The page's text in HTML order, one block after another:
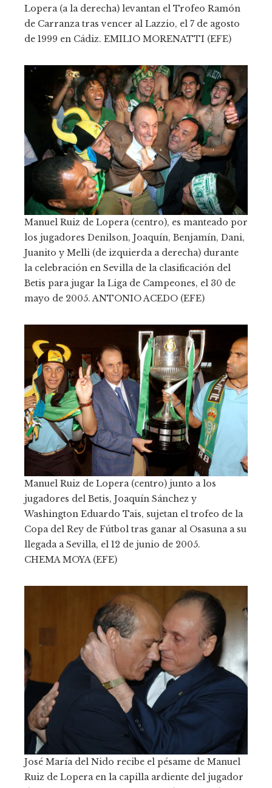
Lopera (a la derecha) levantan el Trofeo Ramón
de Carranza tras vencer al Lazzio, el 7 de agosto
de 1999 en Cádiz. EMILIO MORENATTI (EFE)
Manuel Ruiz de Lopera (centro), es manteado por
los jugadores Denilson, Joaquín, Benjamín, Dani,
Juanito y Melli (de izquierda a derecha) durante
la celebración en Sevilla de la clasificación del
Betis para jugar la Liga de Campeones, el 30 de
mayo de 2005. ANTONIO ACEDO (EFE)
Manuel Ruiz de Lopera (centro) junto a los
jugadores del Betis, Joaquín Sánchez y
Washington Eduardo Tais, sujetan el trofeo de la
Copa del Rey de Fútbol tras ganar al Osasuna a su
llegada a Sevilla, el 12 de junio de 2005.
CHEMA MOYA (EFE)
José María del Nido recibe el pésame de Manuel
Ruiz de Lopera en la capilla ardiente del jugador